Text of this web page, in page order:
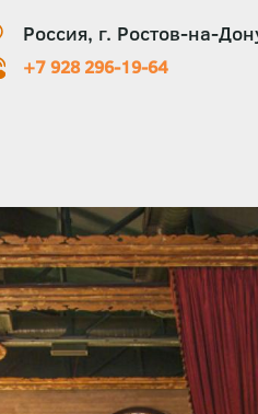
Россия, г. Ростов-на-
+7 928 296-19-64